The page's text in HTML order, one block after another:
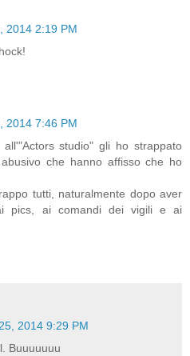
2014 2:19 PM
2014 7:46 PM
studio" gli ho strappato
che hanno affisso che ho
tutti, naturalmente dopo aver
pics, ai comandi dei vigili e ai
2014 9:29 PM
Buuuuuuu